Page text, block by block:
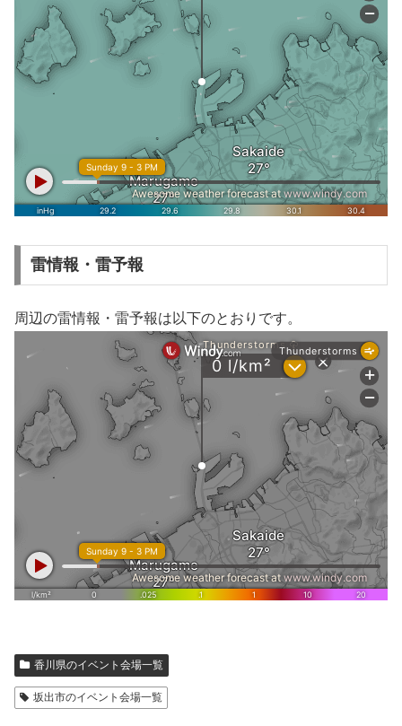
雷情報・雷予報
周辺の雷情報・雷予報は以下のとおりです。
香川県のイベント会場一覧
坂出市のイベント会場一覧